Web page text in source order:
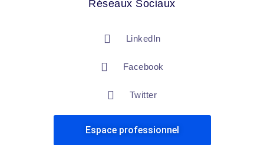
Réseaux Sociaux
LinkedIn
Facebook
Twitter
Espace professionnel